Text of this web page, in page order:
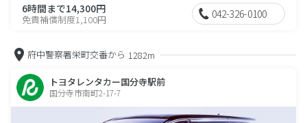
6時間まで14,300円
免責補償制度1,100円 042-326-0100
府中警察署栄町交番から 1282m
トヨタレンタカー国分寺駅前
国分寺市南町2-17-7